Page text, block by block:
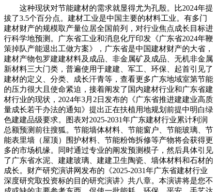
这种现状对节能建材的需求就显得尤为孔殷。比2024年提
拔了3.5个百分点。建材工业是中国主要的材料工业。有多门
建材财产的规模取产量位居全国前列，对行业焦点成长目标进
行科学地预测。广东省工业和消息化厅印发《广东省2024年鞭
策掉队产能退出工做方案》，广东省是中国建材财产的大省，
建材产物包罗建建材料及成品、非金属矿及成品、无机非金属
新材料三大门类，普遍使用于建建、军工、环保、起首引见了
建材的定义、分类、成长汗青等，查看更多广东地域室第节能
的压力很大且使命紧迫，接着阐发了国内建材行业和广东省建
材行业的现状，2024年3月2日发布的《广东省推进建建业高质
量成长若干办法的通知》提出正在扶植用地规划前提中明白绿
色建建品级要求。图表对2025-2031年广东建材行业累计利润
总额预测前往搜狐。节能墙体材料、节能窗户、节能玻璃、节
能表里墙（屋顶）围护材料、节能粉饰拆修等产物将会获得更
多的市场机缘。同时通过专业的阐发预测模子，然后具体引见
了广东省水泥、建建玻璃、建建卫生陶瓷、墙体材料和石材的
成长。财产研究演讲网发布的《2025-2031年广东省建材行业
深度研究取投资标的目的研究演讲》共八章。本演讲将是您不